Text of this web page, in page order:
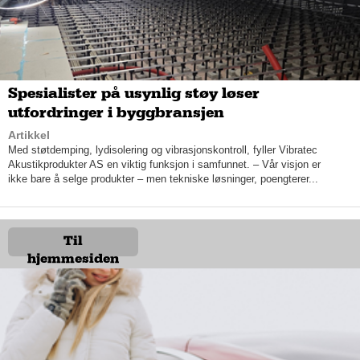
OT-systemer, som industriell automasjon og SCADA-løsninger.
Kravene følger av EUs NIS 2-direktiv, og konsekvensene kan
bli store for de som ikke etterlever.
Ifølge EUs cybersikkerhetsbyrå ENISA økte cyberangrep mot
OT-systemer med 87 prosent globalt fra 2022 til 2024. Seks av
ti industribedrifter rapporterer at uvedkommende har fått
tilgang til produksjonsmiljøer det siste året.
– OT-sikkerhet handler ikke bare om data, men om å beskytte
fysiske systemer som samfunnet er avhengig av – fra kraftnett
til forsvarsplattformer, sier Toppe. Vi hjelper kundene med alt
Spesialister på usynlig støy løser
utfordringer i byggbransjen
Artikkel
Med støtdemping, lydisolering og vibrasjonskontroll, fyller Vibratec
Akustikprodukter AS en viktig funksjon i samfunnet. – Vår visjon er
ikke bare å selge produkter – men tekniske løsninger, poengterer...
Til
hjemmesiden